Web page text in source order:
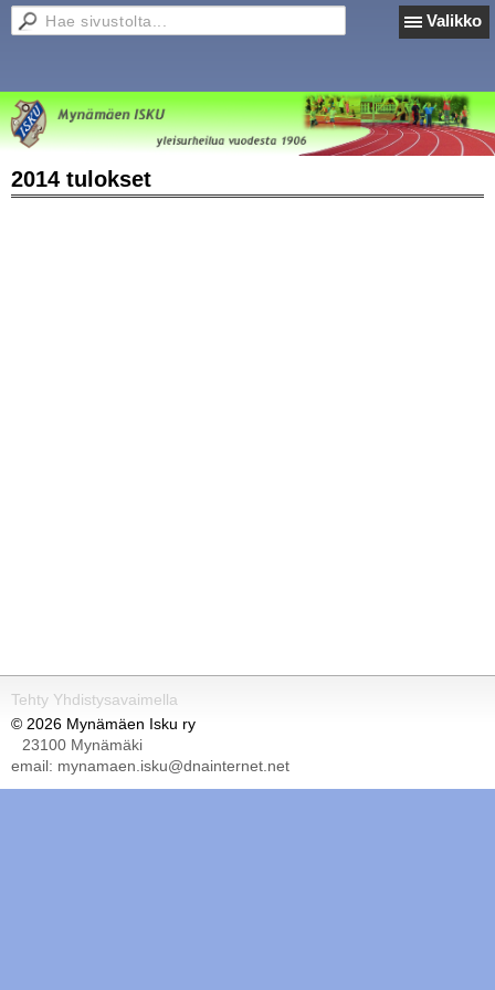
Valikko
2014 tulokset
Tehty Yhdistysavaimella
© 2026 Mynämäen Isku ry
23100 Mynämäki
email: mynamaen.isku@dnainternet.net